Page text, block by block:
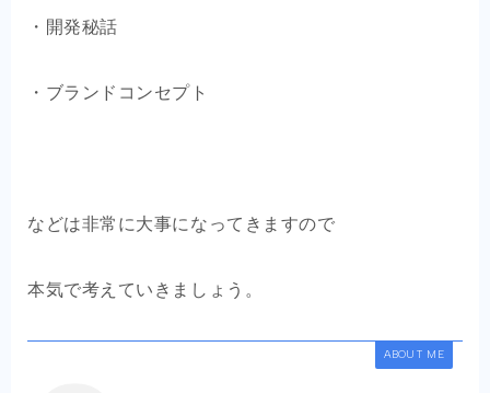
・開発秘話
・ブランドコンセプト
などは非常に大事になってきますので
本気で考えていきましょう。
ABOUT ME